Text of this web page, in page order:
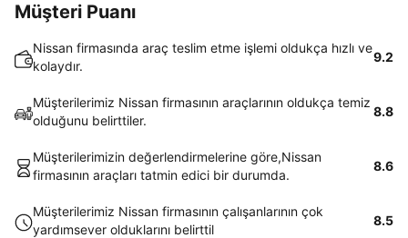
Müşteri Puanı
Nissan firmasında araç teslim etme işlemi oldukça hızlı ve
kolaydır.
9.2
Müşterilerimiz Nissan firmasının araçlarının oldukça temiz
olduğunu belirttiler.
8.8
Müşterilerimizin değerlendirmelerine göre,Nissan
firmasının araçları tatmin edici bir durumda.
8.6
Müşterilerimiz Nissan firmasının çalışanlarının çok
yardımsever olduklarını belirttil
8.5